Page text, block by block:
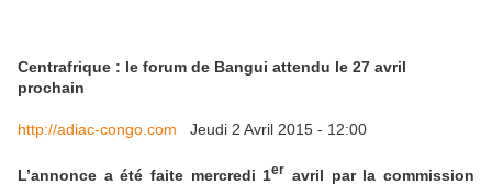
Centrafrique : le forum de Bangui attendu le 27 avril
prochain
http://adiac-congo.com Jeudi 2 Avril 2015 - 12:00
L’annonce a été faite mercredi 1er avril par la commission